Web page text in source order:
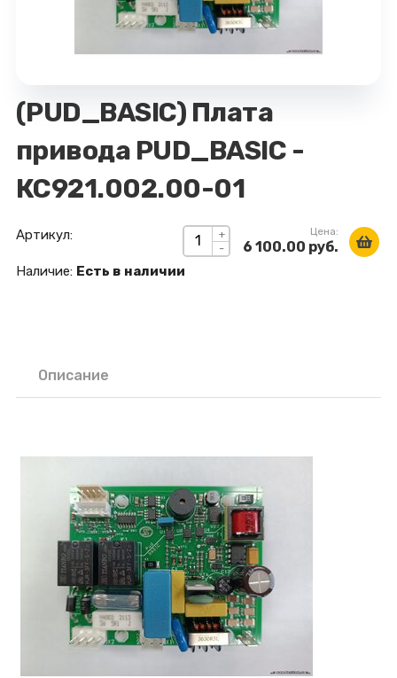
(PUD_BASIC) Плата
привода PUD_BASIC -
КС921.002.00-01
+
-
Цена:
6 100.00 руб.
Артикул:
Наличие: Есть в наличии
Описание